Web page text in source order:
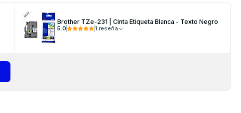
Brother TZe-231 | Cinta Etiqueta Blanca - Texto Negro
5.0 1 reseña